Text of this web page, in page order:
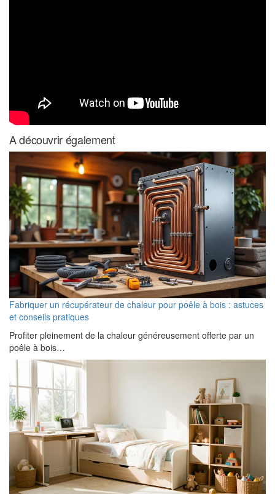
A découvrir également
Fabriquer un récupérateur de chaleur pour poêle à bois : astuces
et conseils pratiques
Profiter pleinement de la chaleur généreusement offerte par un
poêle à bois…